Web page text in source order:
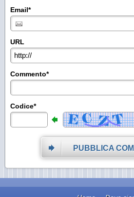
Email*
URL
Commento*
Codice*
PUBBLICA